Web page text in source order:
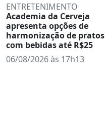
ENTRETENIMENTO
Academia da Cerveja
apresenta opções de
harmonização de pratos
com bebidas até R$25
06/08/2026 às 17h13